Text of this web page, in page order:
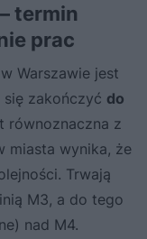
termin
prac
Warszawie jest
się zakończyć do
równoznaczna z
miasta wynika, że
Trwają
M3, a do tego
nad M4.